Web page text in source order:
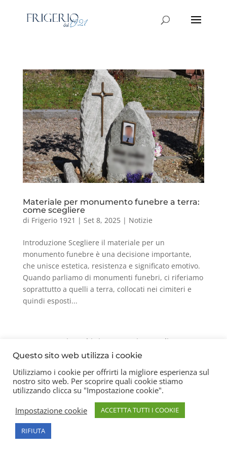
Materiale per monumento funebre a terra:
come scegliere
di Frigerio 1921 | Set 8, 2025| Notizie
Introduzione Scegliere il materiale per un
monumento funebre è una decisione importante,
che unisce estetica, resistenza e significato emotivo.
Quando parliamo di monumenti funebri, ci riferiamo
soprattutto a quelli a terra, collocati nei cimiteri e
quindi esposti...
Contatti Chi siamo Privacy Policy
Copyright 2026 © Frigerio Renzo Snc P.IVA
08003270157
Questo sito web utilizza i cookie
Utilizziamo i cookie per offrirti la migliore esperienza sul
nostro sito web. Per scoprire quali cookie stiamo
utilizzando clicca su "Impostazione cookie".
Impostazione cookie
ACCETTTA TUTTI I COOKIE
RIFIUTA